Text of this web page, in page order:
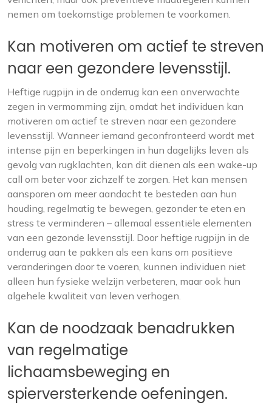
nemen om toekomstige problemen te voorkomen.
Kan motiveren om actief te streven
naar een gezondere levensstijl.
Heftige rugpijn in de onderrug kan een onverwachte
zegen in vermomming zijn, omdat het individuen kan
motiveren om actief te streven naar een gezondere
levensstijl. Wanneer iemand geconfronteerd wordt met
intense pijn en beperkingen in hun dagelijks leven als
gevolg van rugklachten, kan dit dienen als een wake-up
call om beter voor zichzelf te zorgen. Het kan mensen
aansporen om meer aandacht te besteden aan hun
houding, regelmatig te bewegen, gezonder te eten en
stress te verminderen – allemaal essentiële elementen
van een gezonde levensstijl. Door heftige rugpijn in de
onderrug aan te pakken als een kans om positieve
veranderingen door te voeren, kunnen individuen niet
alleen hun fysieke welzijn verbeteren, maar ook hun
algehele kwaliteit van leven verhogen.
Kan de noodzaak benadrukken
van regelmatige
lichaamsbeweging en
spierversterkende oefeningen.